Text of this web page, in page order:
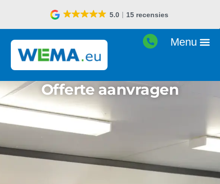
15 recensies
Offerte aanvragen